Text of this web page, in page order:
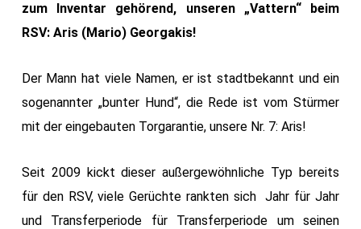
zum Inventar gehörend, unseren „Vattern“ beim
RSV: Aris (Mario) Georgakis!
Der Mann hat viele Namen, er ist stadtbekannt und ein
sogenannter „bunter Hund“, die Rede ist vom Stürmer
mit der eingebauten Torgarantie, unsere Nr. 7: Aris!
Seit 2009 kickt dieser außergewöhnliche Typ bereits
für den RSV, viele Gerüchte rankten sich Jahr für Jahr
und Transferperiode für Transferperiode um seinen